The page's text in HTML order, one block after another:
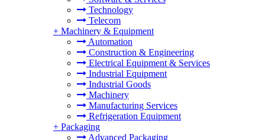
Technology
Telecom
+ Machinery & Equipment
Automation
Construction & Engineering
Electrical Equipment & Services
Industrial Equipment
Industrial Goods
Machinery
Manufacturing Services
Refrigeration Equipment
+ Packaging
Advanced Packaging